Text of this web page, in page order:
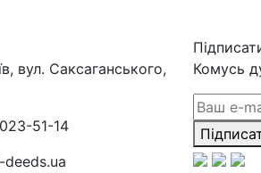
вул. Саксаганського,
51-14
Комусь